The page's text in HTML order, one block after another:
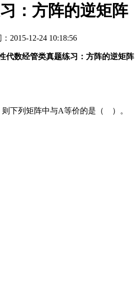
：方阵的逆矩阵
2015-12-24 10:18:56
代数经管类真题练习：方阵的逆矩阵
下列矩阵中与A等价的是（ ）。